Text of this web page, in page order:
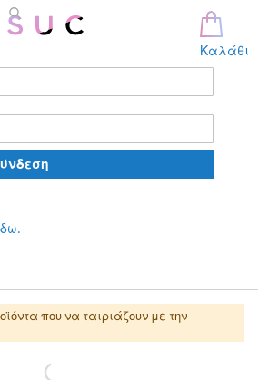
Καλάθι
που να ταιριάζουν με την